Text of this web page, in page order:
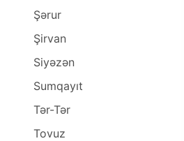
Şərur
Şirvan
Siyəzən
Sumqayıt
Tər-Tər
Tovuz